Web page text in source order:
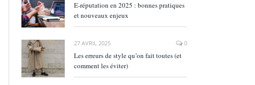
E‑réputation en 2025 : bonnes pratiques
et nouveaux enjeux
27 AVRIL 2025 0
Les erreurs de style qu’on fait toutes (et
comment les éviter)